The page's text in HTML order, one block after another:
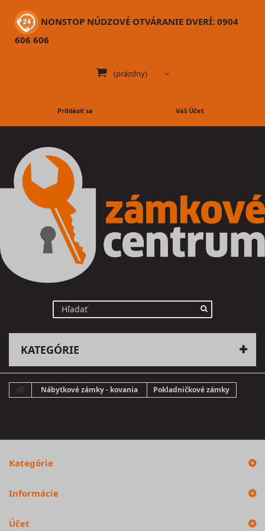
NONSTOP NÚDZOVÉ OTVÁRANIE DVERÍ: 0904
606 606
(prázdny)
Prihlásiť sa Váš Účet
KATEGÓRIE
Nábytkové zámky - kovania Pokladničkové zámky
Kategórie
Informácie
Účet